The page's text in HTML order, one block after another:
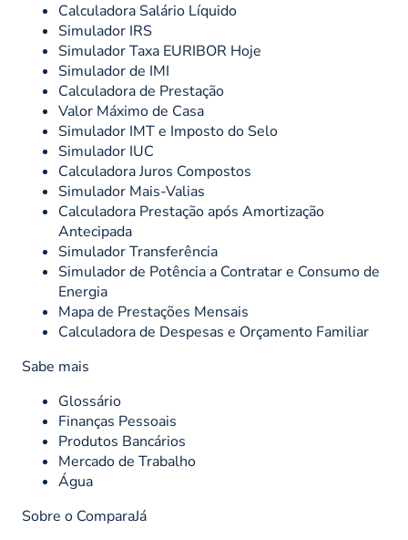
Calculadora Salário Líquido
Simulador IRS
Simulador Taxa EURIBOR Hoje
Simulador de IMI
Calculadora de Prestação
Valor Máximo de Casa
Simulador IMT e Imposto do Selo
Simulador IUC
Calculadora Juros Compostos
Simulador Mais-Valias
Calculadora Prestação após Amortização
Antecipada
Simulador Transferência
Simulador de Potência a Contratar e Consumo de
Energia
Mapa de Prestações Mensais
Calculadora de Despesas e Orçamento Familiar
Sabe mais
Glossário
Finanças Pessoais
Produtos Bancários
Mercado de Trabalho
Água
Sobre o ComparaJá